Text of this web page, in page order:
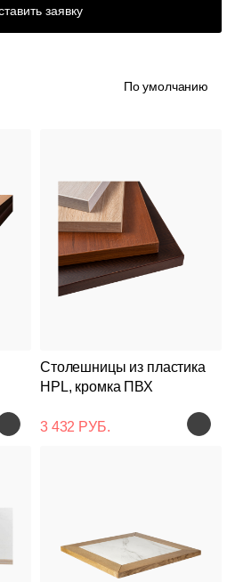
заявку
По умолчанию
Столешницы из пластика
HPL, кромка ПВХ
3 432 РУБ.